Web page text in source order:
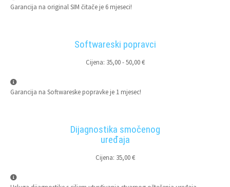
Garancija na original SIM čitače je 6 mjeseci!
Softwareski popravci
Cijena: 35,00 - 50,00 €
Garancija na Softwareske popravke je 1 mjesec!
Dijagnostika smočenog
uređaja
Cijena: 35,00 €